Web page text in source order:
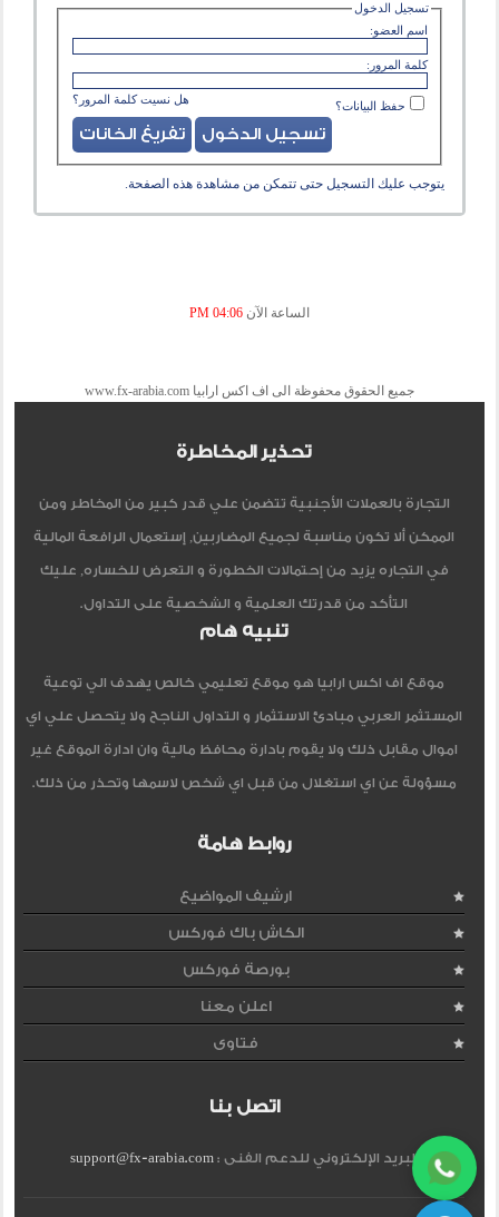
تسجيل الدخول
اسم العضو:
كلمة المرور:
هل نسيت كلمة المرور؟ حفظ البيانات؟
يتوجب عليك التسجيل حتى تتمكن من مشاهدة هذه الصفحة.
الساعة الآن 04:06 PM
جميع الحقوق محفوظة الى اف اكس ارابيا www.fx-arabia.com
تحذير المخاطرة
التجارة بالعملات الأجنبية تتضمن علي قدر كبير من المخاطر ومن
الممكن ألا تكون مناسبة لجميع المضاربين, إستعمال الرافعة المالية
في التجاره يزيد من إحتمالات الخطورة و التعرض للخساره, عليك
التأكد من قدرتك العلمية و الشخصية على التداول.
تنبيه هام
موقع اف اكس ارابيا هو موقع تعليمي خالص يهدف الي توعية
المستثمر العربي مبادئ الاستثمار و التداول الناجح ولا يتحصل علي اي
اموال مقابل ذلك ولا يقوم بادارة محافظ مالية وان ادارة الموقع غير
مسؤولة عن اي استغلال من قبل اي شخص لاسمها وتحذر من ذلك.
روابط هامة
ارشيف المواضيع
الكاش باك فوركس
بورصة فوركس
اعلن معنا
فتاوى
اتصل بنا
البريد الإلكتروني للدعم الفنى :support@fx-arabia.com